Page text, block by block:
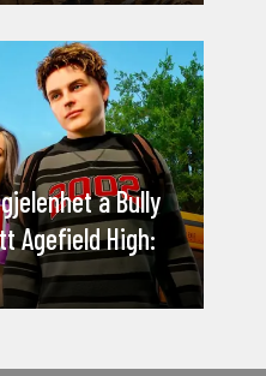
a Bully
Agefield High: